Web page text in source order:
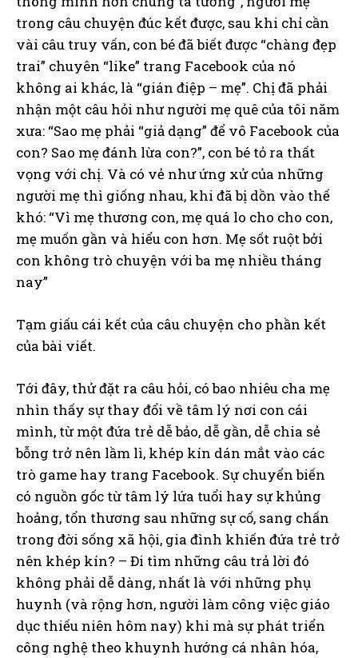
trong câu chuyện đúc kết được, sau khi chỉ cần
vài câu truy vấn, con bé đã biết được “chàng đẹp
trai” chuyên “like” trang Facebook của nó
không ai khác, là “gián điệp – mẹ”. Chị đã phải
nhận một câu hỏi như người mẹ quê của tôi năm
xưa: “Sao mẹ phải “giả dạng” để vô Facebook của
con? Sao mẹ đánh lừa con?”, con bé tỏ ra thất
vọng với chị. Và có vẻ như ứng xử của những
người mẹ thì giống nhau, khi đã bị dồn vào thế
khó: “Vì mẹ thương con, mẹ quá lo cho cho con,
mẹ muốn gần và hiểu con hơn. Mẹ sốt ruột bởi
con không trò chuyện với ba mẹ nhiều tháng
nay”
Tạm giấu cái kết của câu chuyện cho phần kết
của bài viết.
Tới đây, thử đặt ra câu hỏi, có bao nhiêu cha mẹ
nhìn thấy sự thay đổi về tâm lý nơi con cái
mình, từ một đứa trẻ dễ bảo, dễ gần, dễ chia sẻ
bỗng trở nên lầm lì, khép kín dán mắt vào các
trò game hay trang Facebook. Sự chuyển biến
có nguồn gốc từ tâm lý lứa tuổi hay sự khủng
hoảng, tổn thương sau những sự cố, sang chấn
trong đời sống xã hội, gia đình khiến đứa trẻ trở
nên khép kín? – Đi tìm những câu trả lời đó
không phải dễ dàng, nhất là với những phụ
huynh (và rộng hơn, người làm công việc giáo
dục thiếu niên hôm nay) khi mà sự phát triển
công nghệ theo khuynh hướng cá nhân hóa,